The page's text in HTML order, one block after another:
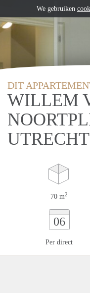
DIT
WILLEM
UTRECHT
70 m2
06
Per direct
We gebruiken